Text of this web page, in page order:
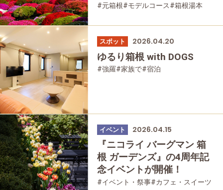
#元箱根#モデルコース#箱根湯本
#友人グループで#公園・自然
スポット 2026.04.20
ゆるり箱根 with DOGS
#強羅#家族で#宿泊
イベント 2026.04.15
『ニコライ バーグマン 箱
根 ガーデンズ』の4周年記
念イベントが開催！
#イベント・祭事#カフェ・スイーツ